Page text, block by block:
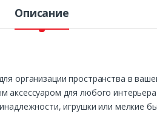
Описание
организации пространства в
аксессуаром для любого
игрушки или мелкие